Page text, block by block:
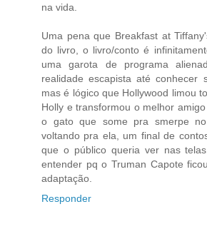
na vida.
Uma pena que Breakfast at
do livro, o livro/conto é
uma garota de programa
realidade escapista até conhecer
mas é lógico que Hollywood limou
Holly e transformou o melhor
o gato que some pra smerpe
voltando pra ela, um final de
que o público queria ver nas
entender pq o Truman Capote
adaptação.
Responder